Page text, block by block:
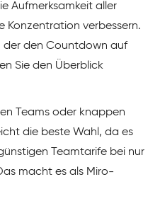
Aufmerksamkeit aller
Konzentration verbessern.
der den Countdown auf
Sie den Überblick
Teams oder knappen
die beste Wahl, da es
Teamtarife bei nur
macht es als Miro-